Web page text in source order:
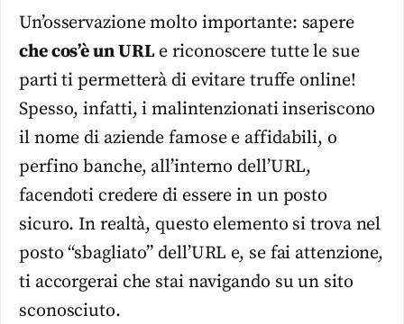
Un’osservazione molto importante: sapere
che cos’è un URLe riconoscere tutte le sue
parti ti permetterà di evitare truffe online!
Spesso, infatti, i malintenzionati inseriscono
il nome di aziende famose e affidabili, o
perfino banche, all’interno dell’URL,
facendoti credere di essere in un posto
sicuro. In realtà, questo elemento si trova nel
posto “sbagliato” dell’URL e, se fai attenzione,
ti accorgerai che stai navigando su un sito
sconosciuto.